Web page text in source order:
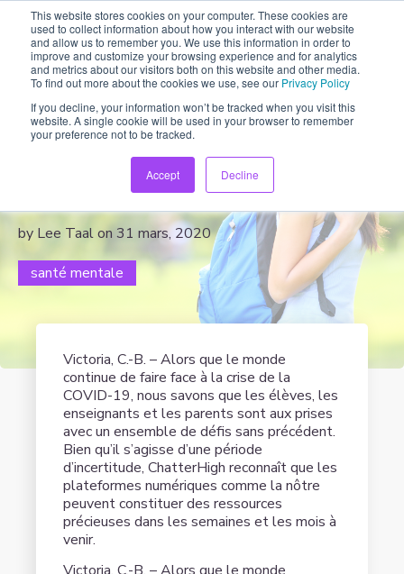
This website stores cookies on your computer. These cookies are
used to collect information about how you interact with our website
and allow us to remember you. We use this information in order to
improve and customize your browsing experience and for analytics
and metrics about our visitors both on this website and other media.
To find out more about the cookies we use, see our Privacy Policy
If you decline, your information won’t be tracked when you visit this
website. A single cookie will be used in your browser to remember
your preference not to be tracked.
Accept Decline
ChatterHigh offre des modules
en ligne gratuits sur la santé
by Lee Taal on 31 mars, 2020
santé mentale
Victoria, C.-B. – Alors que le monde
continue de faire face à la crise de la
COVID-19, nous savons que les élèves, les
enseignants et les parents sont aux prises
avec un ensemble de défis sans précédent.
Bien qu’il s’agisse d’une période
d’incertitude, ChatterHigh reconnaît que les
plateformes numériques comme la nôtre
peuvent constituer des ressources
précieuses dans les semaines et les mois à
venir.